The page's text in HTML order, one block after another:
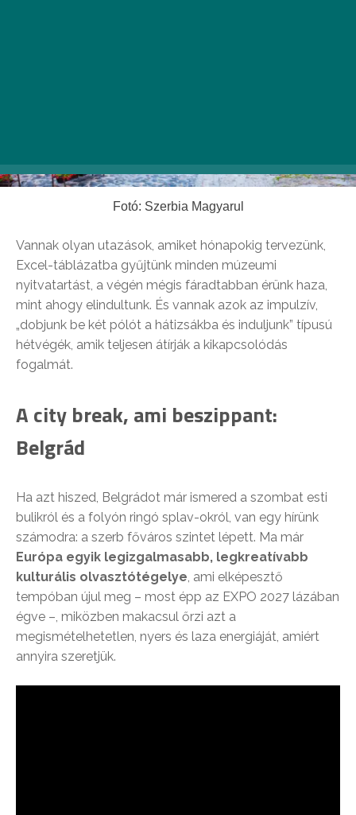
Fotó: Szerbia Magyarul
Vannak olyan utazások, amiket hónapokig tervezünk,
Excel-táblázatba gyűjtünk minden múzeumi
nyitvatartást, a végén mégis fáradtabban érünk haza,
mint ahogy elindultunk. És vannak azok az impulzív,
„dobjunk be két pólót a hátizsákba és induljunk” típusú
hétvégék, amik teljesen átírják a kikapcsolódás
fogalmát.
A city break, ami beszippant:
Belgrád
Ha azt hiszed, Belgrádot már ismered a szombat esti
bulikról és a folyón ringó splav-okról, van egy hírünk
számodra: a szerb főváros szintet lépett. Ma már
Európa egyik legizgalmasabb, legkreatívabb
kulturális olvasztótégelye, ami elképesztő
tempóban újul meg – most épp az EXPO 2027 lázában
égve –, miközben makacsul őrzi azt a
megismételhetetlen, nyers és laza energiáját, amiért
annyira szeretjük.